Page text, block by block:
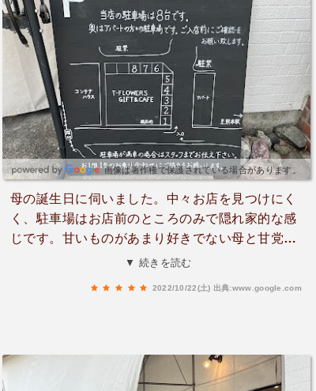
画像は著作権で保護されている場合があります。
母の誕生日に伺いました。中々お店を見つけにく
く、駐車場はお店前のところのみで隠れ家的な感
じです。甘いものがあまり好きでない母と甘党の
娘にショコラダンベルとフィグデコースを注文し
た娘もショコラダンベルをフワフワで柔らかくて
美味しいと食べてました。他のケーキも食べてみ
▼ 続きを読む
2022/10/22(土) 出典:www.google.com